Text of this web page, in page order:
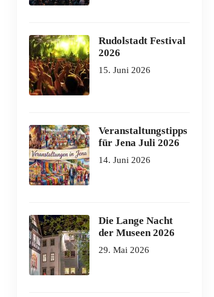
Rudolstadt Festival
2026
15. Juni 2026
Veranstaltungstipps
für Jena Juli 2026
14. Juni 2026
Die Lange Nacht
der Museen 2026
29. Mai 2026